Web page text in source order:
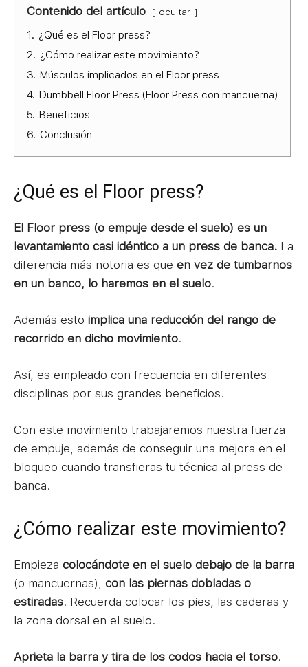
Contenido del artículo ocultar
1. ¿Qué es el Floor press?
2. ¿Cómo realizar este movimiento?
3. Músculos implicados en el Floor press
4. Dumbbell Floor Press (Floor Press con mancuerna)
5. Beneficios
6. Conclusión
¿Qué es el Floor press?
El Floor press (o empuje desde el suelo) es un
levantamiento casi idéntico a un press de banca. La
diferencia más notoria es que en vez de tumbarnos
en un banco, lo haremos en el suelo.
Además esto implica una reducción del rango de
recorrido en dicho movimiento.
Así, es empleado con frecuencia en diferentes
disciplinas por sus grandes beneficios.
Con este movimiento trabajaremos nuestra fuerza
de empuje, además de conseguir una mejora en el
bloqueo cuando transfieras tu técnica al press de
banca.
¿Cómo realizar este movimiento?
Empieza colocándote en el suelo debajo de la barra
(o mancuernas), con las piernas dobladas o
estiradas. Recuerda colocar los pies, las caderas y
la zona dorsal en el suelo.
Aprieta la barra y tira de los codos hacia el torso.